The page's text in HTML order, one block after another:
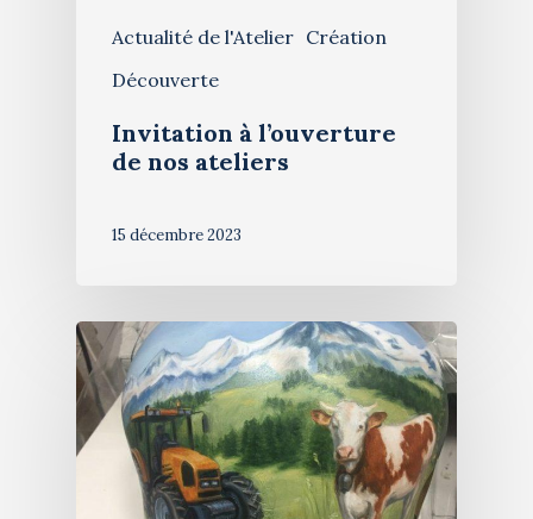
Actualité de l'Atelier Création
Découverte
Invitation à l’ouverture
de nos ateliers
15 décembre 2023
Restauration de
Blog
Exposition 2026